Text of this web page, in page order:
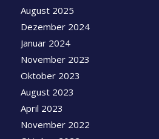
August 2025
Dezember 2024
Januar 2024
November 2023
Oktober 2023
August 2023
April 2023
November 2022